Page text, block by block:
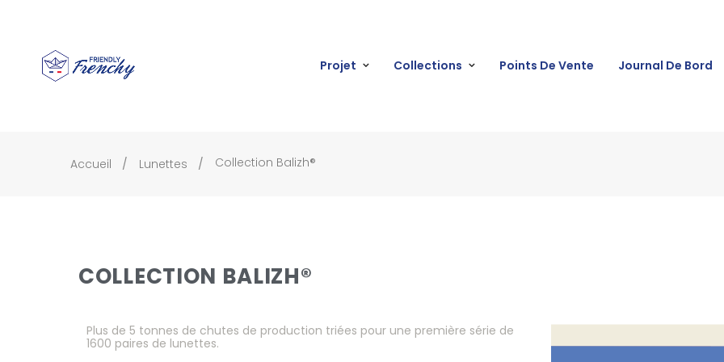
Projet Collections Points De Vente Journal De Bord
Accueil Lunettes Collection Balizh®
COLLECTION BALIZH®
Plus de 5 tonnes de chutes de production triées pour une première série de
1600 paires de lunettes.